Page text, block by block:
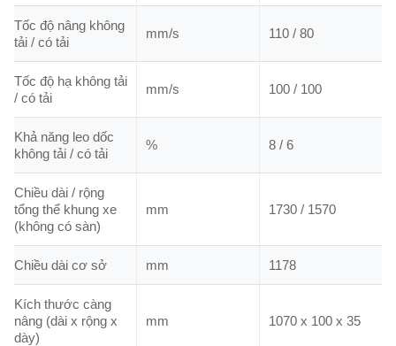
Tốc độ nâng không
tải / có tải
mm/s 110 / 80
Tốc độ hạ không tải
/ có tải
mm/s 100 / 100
Khả năng leo dốc
không tải / có tải
% 8 / 6
Chiều dài / rộng
tổng thể khung xe
(không có sàn)
mm 1730 / 1570
Chiều dài cơ sở mm 1178
Kích thước càng
nâng (dài x rộng x
dày)
mm 1070 x 100 x 35